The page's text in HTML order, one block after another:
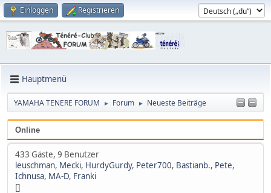
Einloggen Registrieren
Hauptmenü
YAMAHA TENERE FORUM ► Forum ► Neueste Beiträge
Online
433 Gäste, 9 Benutzer
leuschman, Mecki, HurdyGurdy, Peter700, Bastianb., Pete,
Ichnusa, MA-D, Franki
[]